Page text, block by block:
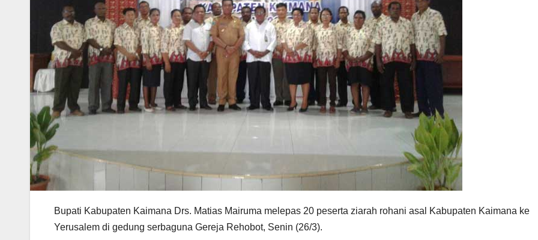
Bupati Kabupaten Kaimana Drs. Matias Mairuma melepas 20 peserta ziarah rohani asal Kabupaten Kaimana ke
Yerusalem di gedung serbaguna Gereja Rehobot, Senin (26/3).